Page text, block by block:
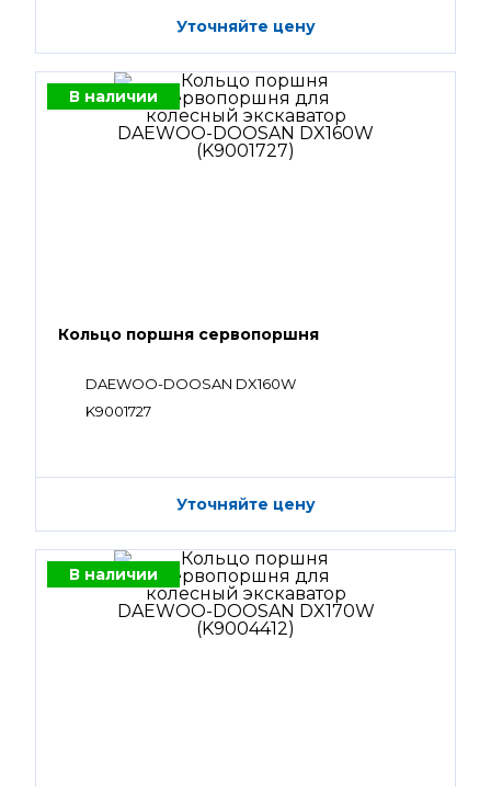
Уточняйте цену
В наличии
Кольцо поршня сервопоршня
DAEWOO-DOOSAN DX160W
K9001727
Уточняйте цену
В наличии